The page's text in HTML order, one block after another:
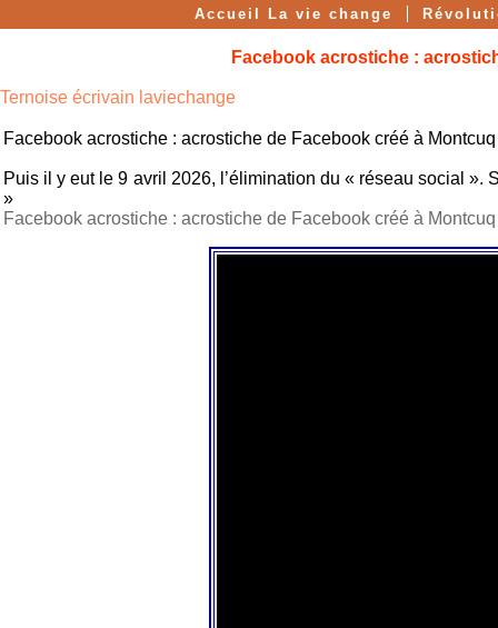
Accueil La vie change
Facebook acrostiche :
Ternoise écrivain laviechange
Facebook acrostiche : acrostiche de Facebook créé à
Puis il y eut le 9 avril 2026, l’élimination du « réseau social
»
Facebook acrostiche : acrostiche de Facebook créé à